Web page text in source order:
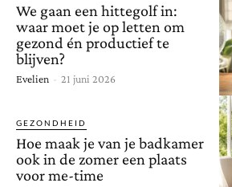
We gaan een hittegolf in:
waar moet je op letten om
gezond én productief te
blijven?
Evelien - 21 juni 2026
GEZONDHEID
Hoe maak je van je badkamer
ook in de zomer een plaats
voor me-time